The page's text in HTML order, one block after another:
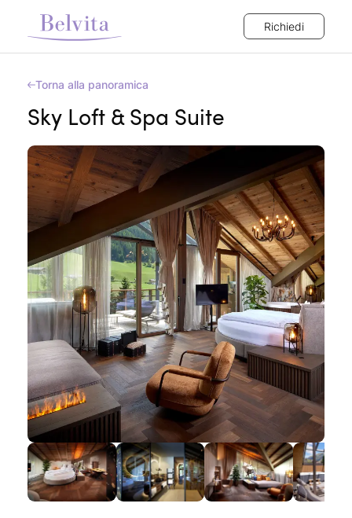
Richiedi
Torna alla panoramica
Sky Loft & Spa Suite